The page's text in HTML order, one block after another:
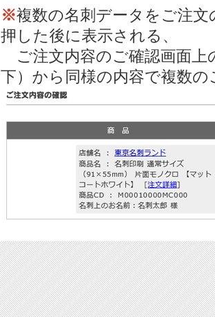
※複数の名刺データをご注
押した後に表示される、
ご注文内容のご確認画面上
下）から同様の内容で複数